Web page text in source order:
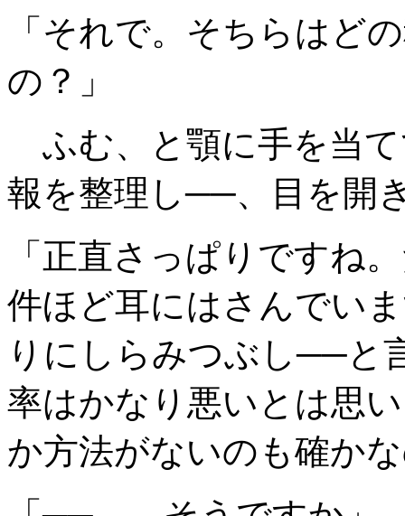
「それで。そちらはど
の？」
ふむ、と顎に手を当
報を整理し──、目を開
「正直さっぱりですね
件ほど耳にはさんでい
りにしらみつぶし──と
率はかなり悪いとは思
か方法がないのも確か